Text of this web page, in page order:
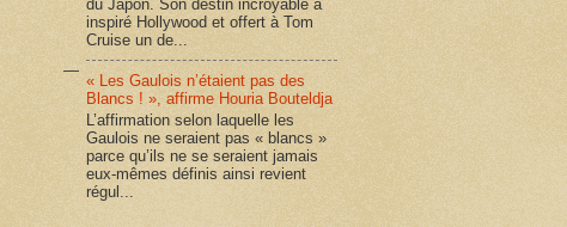
du Japon. Son destin incroyable a
inspiré Hollywood et offert à Tom
Cruise un de...
« Les Gaulois n’étaient pas des
Blancs ! », affirme Houria Bouteldja
L’affirmation selon laquelle les
Gaulois ne seraient pas « blancs »
parce qu’ils ne se seraient jamais
eux-mêmes définis ainsi revient
régul...